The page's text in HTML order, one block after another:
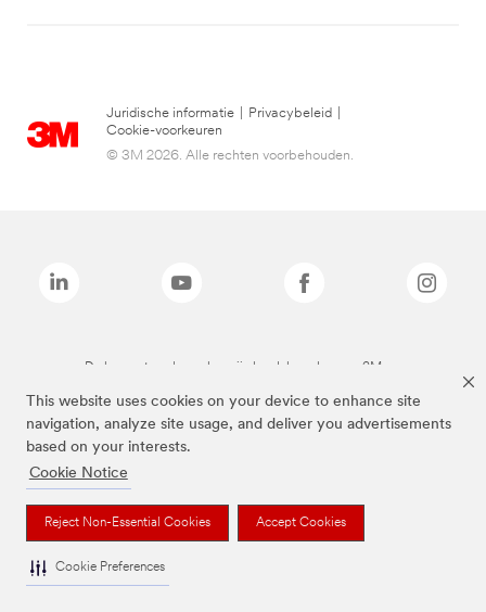
This website uses cookies on your device to enhance site
navigation, analyze site usage, and deliver you advertisements
based on your interests.
Cookie Notice
Reject Non-Essential Cookies Accept Cookies
Cookie Preferences
Juridische informatie Privacybeleid
Cookie-voorkeuren
© 3M 2026. Alle rechten voorbehouden.
De bovenstaande merken zijn handelsmerken van 3M.we